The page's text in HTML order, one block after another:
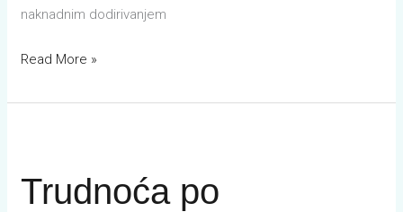
naknadnim dodirivanjem
Read More »
Trudnoća po
nedeljama